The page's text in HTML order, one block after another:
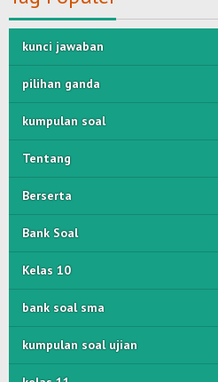
kunci jawaban
pilihan ganda
kumpulan soal
Tentang
Berserta
Bank Soal
Kelas 10
bank soal sma
kumpulan soal ujian